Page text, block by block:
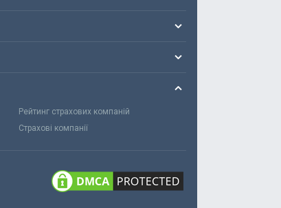
Рейтинг страхових компаній
Страхові компанії